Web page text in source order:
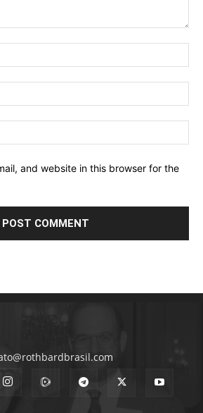
and website in this browser for the